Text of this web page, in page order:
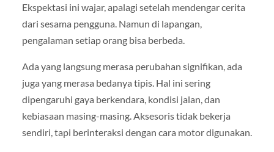
Ekspektasi ini wajar, apalagi setelah mendengar cerita
dari sesama pengguna. Namun di lapangan,
pengalaman setiap orang bisa berbeda.
Ada yang langsung merasa perubahan signifikan, ada
juga yang merasa bedanya tipis. Hal ini sering
dipengaruhi gaya berkendara, kondisi jalan, dan
kebiasaan masing-masing. Aksesoris tidak bekerja
sendiri, tapi berinteraksi dengan cara motor digunakan.